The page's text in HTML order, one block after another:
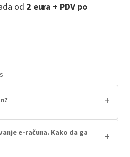
od 2 eura + PDV po
+
tvrtke ili institucije,
plaćanja u obrascu za
R1 račun. Podatke
e-računa. Kako da ga
+